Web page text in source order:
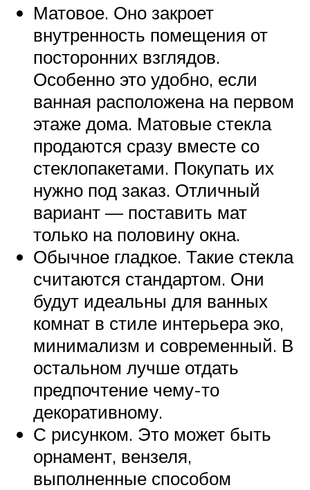
Матовое. Оно закроет
внутренность помещения от
посторонних взглядов.
Особенно это удобно, если
ванная расположена на первом
этаже дома. Матовые стекла
продаются сразу вместе со
стеклопакетами. Покупать их
нужно под заказ. Отличный
вариант — поставить мат
только на половину окна.
Обычное гладкое. Такие стекла
считаются стандартом. Они
будут идеальны для ванных
комнат в стиле интерьера эко,
минимализм и современный. В
остальном лучше отдать
предпочтение чему-то
декоративному.
С рисунком. Это может быть
орнамент, вензеля,
выполненные способом